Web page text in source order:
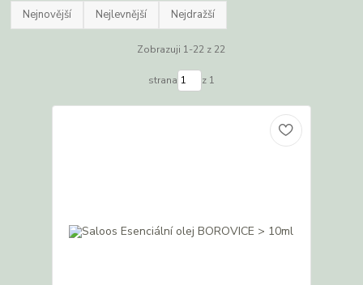
Nejnovější Nejlevnější Nejdražší
Zobrazuji 1-22 z 22
strana z 1